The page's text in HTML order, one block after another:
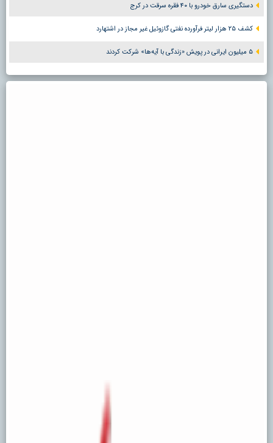
دستگیری سارق خودرو با ۴۰ فقره سرقت در کرج
کشف ۲۵ هزار لیتر فرآورده نفتی گازوئیل غیر مجاز در اشتهارد
۵ میلیون ایرانی در پویش «زندگی با آیه‌ها» شرکت کردند